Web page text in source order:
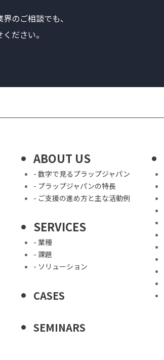
のご相談でも、
ださい。
ABOUT US
- 数字で見るプラップジャパン
- プラップジャパンの特長
- ご支援の進め方と主な活動例
SERVICES
- 業種
- 課題
- ソリューション
CASES
SEMINARS